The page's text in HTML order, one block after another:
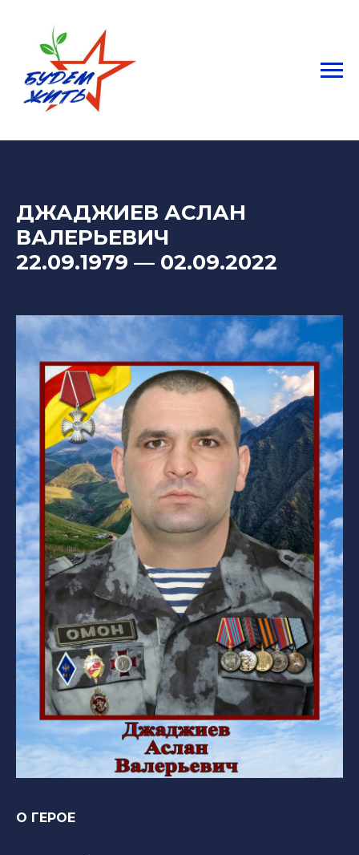
ДЖАДЖИЕВ АСЛАН
ВАЛЕРЬЕВИЧ
22.09.1979 — 02.09.2022
О ГЕРОЕ